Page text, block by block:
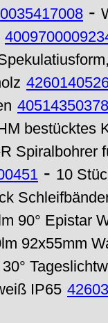
-
bestücktes
Spiralbohrer
- 10
90° Epistar
92x55mm
IP65